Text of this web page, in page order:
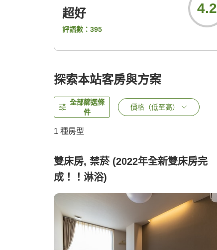
超好
評語數： 395
4.2
探索本站客房與方案
全部篩選條
件
價格（低至高）
1 種房型
雙床房, 禁菸 (2022年全新雙床房完
成！！淋浴)